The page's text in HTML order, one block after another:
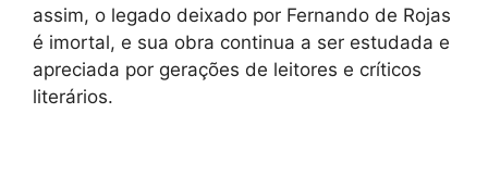
assim, o legado deixado por Fernando de Rojas
é imortal, e sua obra continua a ser estudada e
apreciada por gerações de leitores e críticos
literários.